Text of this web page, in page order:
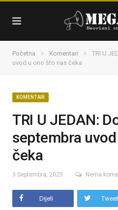
Početna » Komentari »
TRI U
uvod u ono što nas čeka
KOMENTARI
TRI U JEDAN:
septembra
čeka
3 Septembra, 2025 Nema
Dijeli